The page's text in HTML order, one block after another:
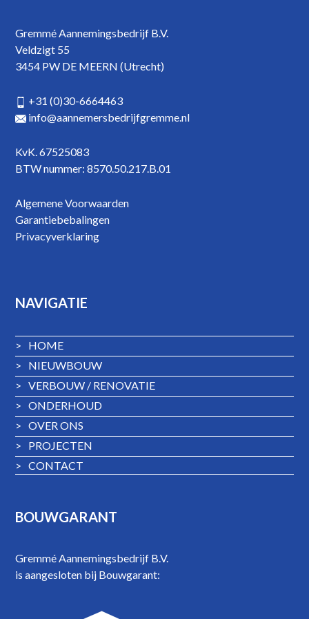
Gremmé Aannemingsbedrijf B.V.
Veldzigt 55
3454 PW DE MEERN (Utrecht)
+31 (0)30-6664463
info@aannemersbedrijfgremme.nl
KvK. 67525083
BTW nummer: 8570.50.217.B.01
Algemene Voorwaarden
Garantiebebalingen
Privacyverklaring
NAVIGATIE
>
HOME
>
NIEUWBOUW
> VERBOUW / RENOVATIE
> ONDERHOUD
> OVER ONS
>
PROJECTEN
> CONTACT
BOUWGARANT
Gremmé Aannemingsbedrijf B.V.
is aangesloten bij Bouwgarant: